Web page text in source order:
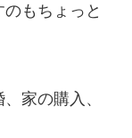
もちょっと
家の購入、